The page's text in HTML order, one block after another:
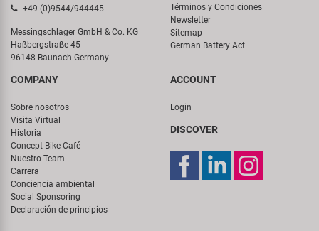
+49 (0)9544/944445
Messingschlager GmbH & Co. KG
Haßbergstraße 45
96148 Baunach-Germany
Términos y Condiciones
Newsletter
Sitemap
German Battery Act
COMPANY
Sobre nosotros
Visita Virtual
Historia
Concept Bike-Café
Nuestro Team
Carrera
Conciencia ambiental
Social Sponsoring
Declaración de principios
ACCOUNT
Login
DISCOVER